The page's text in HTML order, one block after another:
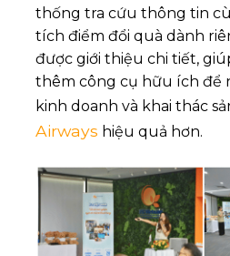
thống tra cứu thông tin
tích điểm đổi quà dành
được giới thiệu chi tiết,
thêm công cụ hữu ích để
kinh doanh và khai thác
Airways hiệu quả hơn.